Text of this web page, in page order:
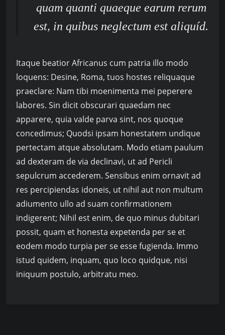
quam quanti quaeque earum rerum
est, in quibus neglectum est aliquíd.
Itaque beatior Africanus cum patria illo modo
loquens: Desine, Roma, tuos hostes reliquaque
praeclare: Nam tibi moenimenta mei peperere
labores. Sin dicit obscurari quaedam nec
apparere, quia valde parva sint, nos quoque
concedimus; Quodsi ipsam honestatem undique
pertectam atque absolutam. Modo etiam paulum
ad dexteram de via declinavi, ut ad Pericli
sepulcrum accederem. Sensibus enim ornavit ad
res percipiendas idoneis, ut nihil aut non multum
adiumento ullo ad suam confirmationem
indigerent; Nihil est enim, de quo minus dubitari
possit, quam et honesta expetenda per se et
eodem modo turpia per se esse fugienda. Immo
istud quidem, inquam, quo loco quidque, nisi
iniquum postulo, arbitratu meo.